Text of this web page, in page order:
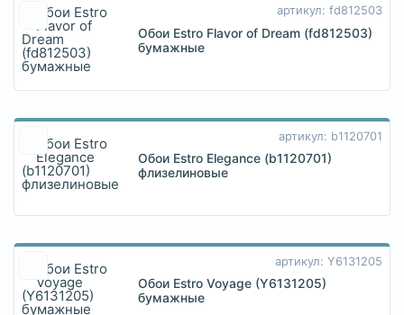
артикул: fd812503
Обои Estro Flavor of Dream (fd812503)
бумажные
артикул: b1120701
Обои Estro Elegance (b1120701)
флизелиновые
артикул: Y6131205
Обои Estro Voyage (Y6131205)
бумажные